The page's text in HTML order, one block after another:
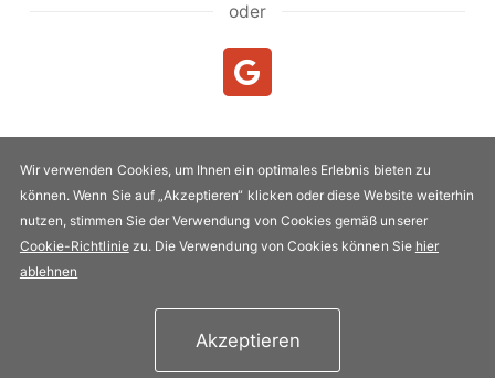
oder
Urheberrecht & Kopie 2005-2026 FLYPRO.com. Alle Rechte
vorbehalten.
Datenschutz-Bestimmungen
Wir verwenden Cookies, um Ihnen ein optimales Erlebnis bieten zu
können. Wenn Sie auf „Akzeptieren“ klicken oder diese Website weiterhin
nutzen, stimmen Sie der Verwendung von Cookies gemäß unserer
Cookie-Richtliniezu. Die Verwendung von Cookies können Sie hier
ablehnen
Akzeptieren